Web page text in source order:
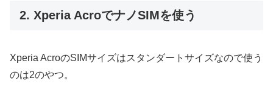
2. Xperia AcroでナノSIMを使う
Xperia AcroのSIMサイズはスタンダートサイズなので使う
のは2のやつ。